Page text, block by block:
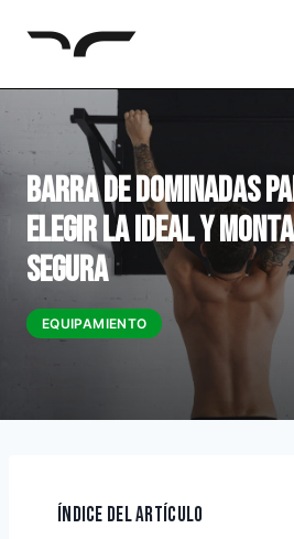
EQUIPAMIENTO
Barra de dominadas
elegir la ideal y
segura
ÍNDICE DEL ARTÍCULO